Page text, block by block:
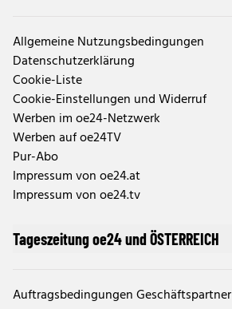
Allgemeine Nutzungsbedingungen
Datenschutzerklärung
Cookie-Liste
Cookie-Einstellungen und Widerruf
Werben im oe24-Netzwerk
Werben auf oe24TV
Pur-Abo
Impressum von oe24.at
Impressum von oe24.tv
Tageszeitung oe24 und ÖSTERREICH
Auftragsbedingungen Geschäftspartner